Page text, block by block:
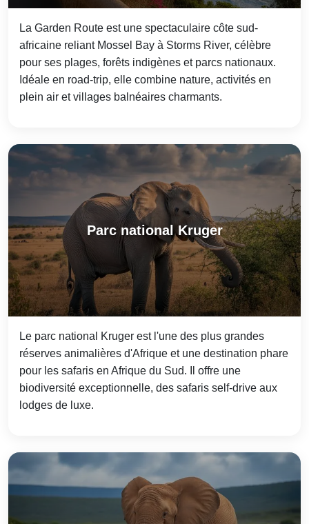
La Garden Route est une spectaculaire côte sud-
africaine reliant Mossel Bay à Storms River, célèbre
pour ses plages, forêts indigènes et parcs nationaux.
Idéale en road-trip, elle combine nature, activités en
plein air et villages balnéaires charmants.
Parc national Kruger
Le parc national Kruger est l'une des plus grandes
réserves animalières d'Afrique et une destination phare
pour les safaris en Afrique du Sud. Il offre une
biodiversité exceptionnelle, des safaris self-drive aux
lodges de luxe.